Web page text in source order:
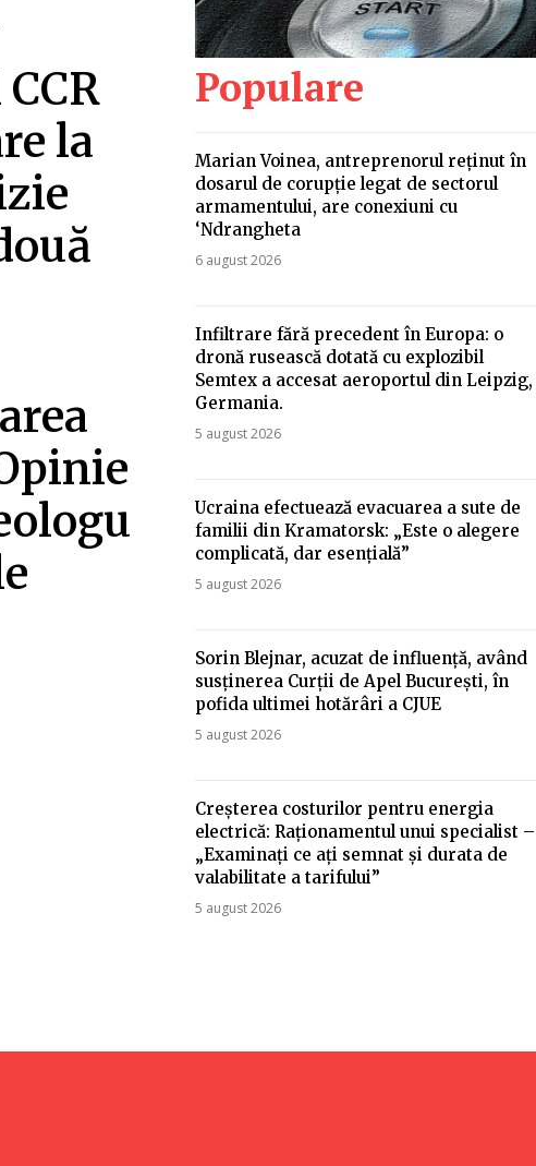
la
Populare
Marian Voinea, antreprenorul reținut în
dosarul de corupție legat de sectorul
armamentului, are conexiuni cu
‘Ndrangheta
6 august 2026
Infiltrare fără precedent în Europa: o
dronă rusească dotată cu explozibil
Semtex a accesat aeroportul din Leipzig,
Germania.
5 august 2026
Ucraina efectuează evacuarea a sute de
familii din Kramatorsk: „Este o alegere
complicată, dar esențială”
5 august 2026
Sorin Blejnar, acuzat de influență, având
susținerea Curții de Apel București, în
pofida ultimei hotărâri a CJUE
5 august 2026
Creșterea costurilor pentru energia
electrică: Raționamentul unui specialist –
„Examinați ce ați semnat și durata de
valabilitate a tarifului”
5 august 2026